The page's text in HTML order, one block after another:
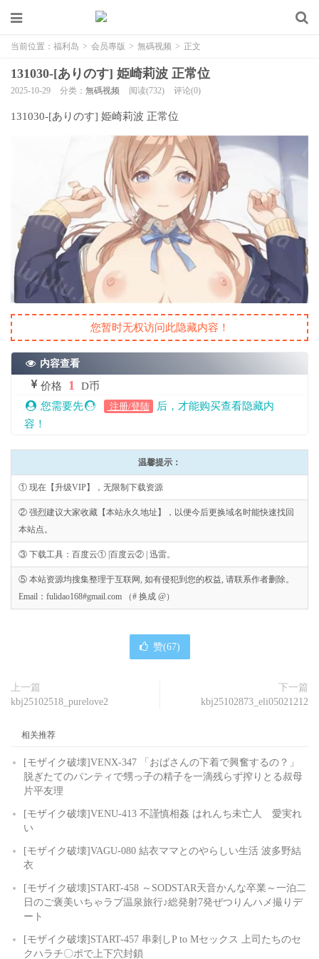
当前位置： 福利岛 > 会员專版 > 無碼视频 > 正文
131030-[ありのす] 姫崎莉波 正常位
2025-10-29 分类： 無碼视频 阅读(732) 评论(0)
131030-[ありのす] 姫崎莉波 正常位
您暂时无权访问此隐藏内容！
内容查看
价格 1
D币
您需要先
注册/登陆
后，才能购买查看隐藏内
容！
温馨提示：
① 现在【升级VIP】，无限制下载资源
② 强烈建议大家收藏【本站永久地址】，以便今后更换域名时能快速找回
本站点。
③ 下载工具：百度云① |百度云② | 迅雷。
⑤ 本站资源均搜集整理于互联网, 如有侵犯到您的权益, 请联系作者删除。
Email：fulidao168#gmail.com （# 换成 @）
赞(67)
上一篇
kbj25102518_purelove2
下一篇
kbj25102873_eli05021212
相关推荐
[モザイク破壊]VENX-347 「おばさんの下着で興奮するの？」
脱ぎたてのパンティで甥っ子の精子を一滴残らず搾りとる叔母
片平友理
[モザイク破壊]VENU-413 不謹慎相姦 はれんち未亡人 愛実れ
い
[モザイク破壊]VAGU-080 結衣ママとのやらしい生活 波多野結
衣
[モザイク破壊]START-458 ～SODSTAR天音かんな卒業～一泊二
日のご褒美いちゃラブ温泉旅行♪総発射7発ぜつりんハメ撮りデ
ート
[モザイク破壊]START-457 串刺しP to Mセックス 上司たちのセ
クハラチ〇ポで上下穴封鎖